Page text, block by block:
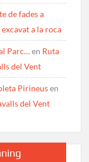
de fades a
a la roca
Parc…en Ruta
del Vent
Pirineusen
del Vent